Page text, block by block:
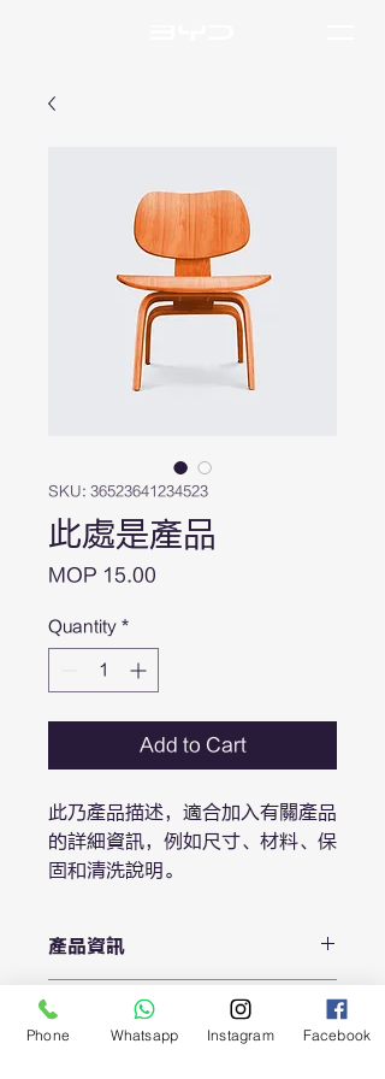
SKU: 36523641234523
此處是產品
MOP 15.00
Quantity *
Add to Cart
此乃產品描述，適合加入有關產品
的詳細資訊，例如尺寸、材料、保
固和清洗說明。
產品資訊
多資訊，例如尺寸、材料、保固和清洗
說明。另外，您也可在此處形容產品的
退貨與退款政策
Phone Whatsapp Instagram Facebook